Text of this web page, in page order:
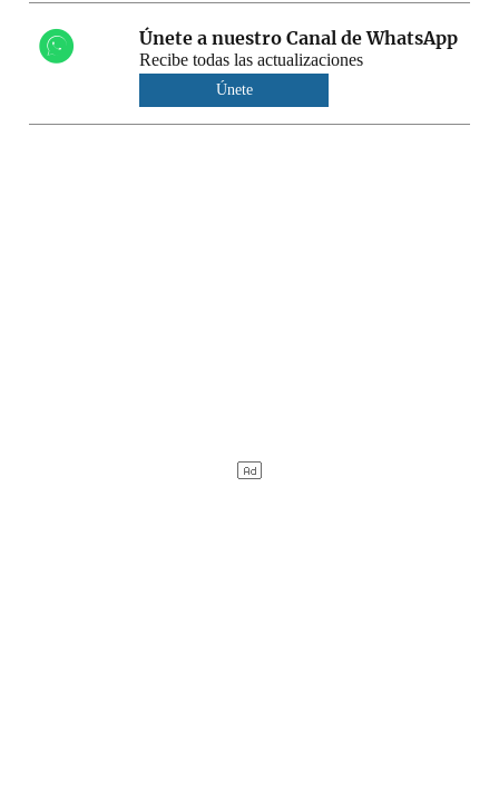
Únete a nuestro Canal de WhatsApp
Recibe todas las actualizaciones
Únete